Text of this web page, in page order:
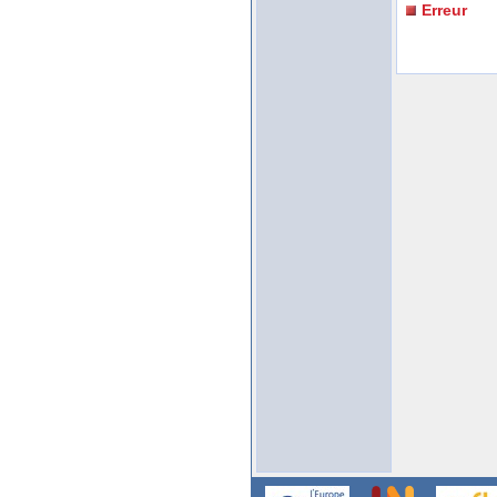
Erreur